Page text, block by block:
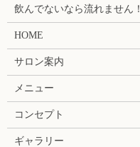
飲んでないなら流れません！
HOME
サロン案内
メニュー
コンセプト
ギャラリー